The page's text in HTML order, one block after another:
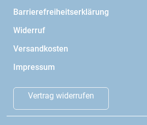
Barrierefreiheitserklärung
Widerruf
Versandkosten
Impressum
Vertrag widerrufen